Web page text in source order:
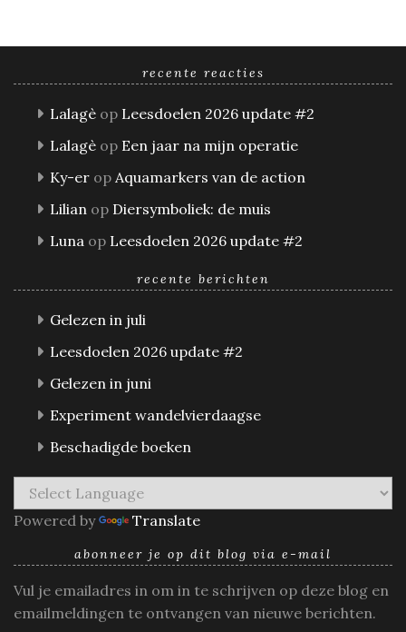
recente reacties
Lalagè op Leesdoelen 2026 update #2
Lalagè op Een jaar na mijn operatie
Ky-er op Aquamarkers van de action
Lilian op Diersymboliek: de muis
Luna op Leesdoelen 2026 update #2
recente berichten
Gelezen in juli
Leesdoelen 2026 update #2
Gelezen in juni
Experiment wandelvierdaagse
Beschadigde boeken
Powered by Translate
abonneer je op dit blog via e-mail
Vul je emailadres in om in te schrijven op deze blog en
emailmeldingen te ontvangen van nieuwe berichten.